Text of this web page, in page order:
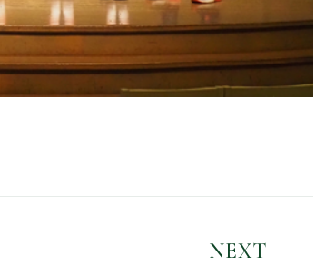
NEXT